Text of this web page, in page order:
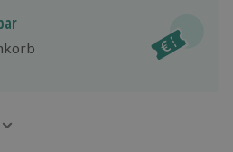
einlösbar.